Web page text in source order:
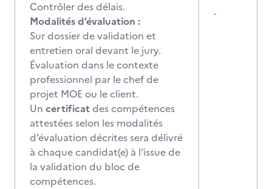
Contrôler des délais.
Modalités d’évaluation :
Sur dossier de validation et
entretien oral devant le jury.
Évaluation dans le contexte
professionnel par le chef de
projet MOE ou le client.
Un certificatdes compétences
attestées selon les modalités
d’évaluation décrites sera délivré
à chaque candidat(e) à l’issue de
la validation du bloc de
compétences.
-